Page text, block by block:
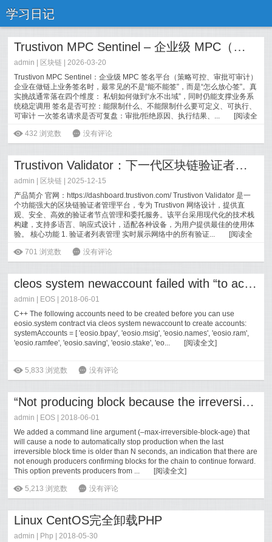
学习日记
Trustivon MPC Sentinel – 企业级 MPC（多方计算）签名平台
admin | 区块链 | 2026-03-20
Trustivon MPC Sentinel：企业级 MPC 签名平台（策略可控、审批可审计）
企业在做链上业务签名时，最常见的不是“能不能签”，而是“怎么放心签”。真
实挑战通常落在四个维度： 私钥如何做到“永不出域”，同时仍能支撑业务系
统稳定调用 签名是否可控：能限制什么、不能限制什么要可定义、可执行、
可审计 一次签名请求是否可复盘：审批/拒绝原因、执行结果、...
[阅读全
ė 432 浏览数 6 没有评论
Trustivon Validator：下一代区块链验证者管理平台
admin | 区块链 | 2025-12-15
产品简介 官网：https://dashboard.trustivon.com/ Trustivon Validator 是一
个功能强大的区块链验证者管理平台，专为 Trustivon 网络设计，提供直
观、安全、高效的验证者节点管理和委托服务。该平台采用现代化的技术栈
构建，支持多语言、响应式设计，适配各种设备，为用户提供最佳的使用体
验。 核心功能 1. 验证者列表管理 实时展示网络中的所有验证...
[阅读全
ė 701 浏览数 6 没有评论
cleos system newaccount failed with “to account does not exist” error message
admin | EOS | 2018-06-01
C++ The following accounts need to be created before you can use
eosio.system contract via cleos system newaccount to create accounts:
systemAccounts = [ 'eosio.bpay', 'eosio.msig', 'eosio.names', 'eosio.ram',
'eosio.ramfee', 'eosio.saving', 'eosio.stake', 'eo...
[阅读全文]
ė 5,833 浏览数 6 没有评论
“Not producing block because the irreversible block is too old” when start nodeos after changing system time
admin | EOS | 2018-06-01
We added a command line argument (–max-irreversible-block-age) that
will cause a node to automatically stop production when the last
irreversible block time is older than N seconds, an indication that there are
not enough producers confirming blocks for the chain to continue forward.
This option prevents producers from ...
[阅读全文]
ė 5,213 浏览数 6 没有评论
Linux CentOS完全卸载PHP
admin | Php
| 2018-05-30